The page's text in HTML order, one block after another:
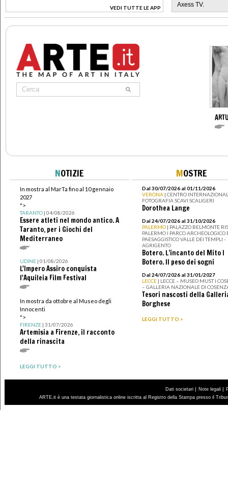
VEDI TUTTE LE APP
>
Axess TV.
NOTIZIE
In mostra al MarTa fino al 10 gennaio
2027
">
TARANTO| 04/08/2026
Essere atleti nel mondo antico. A
Taranto, per i Giochi del
Mediterraneo
UDINE| 01/08/2026
L'Impero Assiro conquista
l'Aquileia Film Festival
In mostra da ottobre al Museo degli
Innocenti
">
FIRENZE| 31/07/2026
Artemisia a Firenze, il racconto
della rinascita
LEGGI TUTTO >
MOSTRE
Dal 30/07/2026 al 01/11/2026
VERONA | CENTRO
FOTOGRAFIA SCAVI SCALIGERI
Dorothea Lange
Dal 24/07/2026 al 31/10/2026
PALERMO | PALAZZO BELMONTE
PALERMO I PARCO ARCHEOLOGICO
PAESAGGISTICO VALLE DEI TEMPLI -
AGRIGENTO
Botero. L’incanto del Mito I
Botero. Il peso dei sogni
Dal 24/07/2026 al 31/01/2027
LECCE | LECCE – MUSEO MUST I
– GALLERIA NAZIONALE DI
Tesori nascosti della
Borghese
LEGGI TUTTO >
Dati societari | Note legali |
ARTE.it è una testata giornalistica online iscritta al Registro della Stampa presso il